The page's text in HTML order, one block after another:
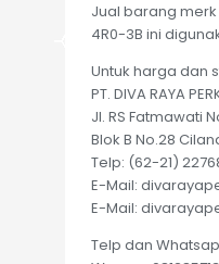
Jual barang merk
4R0-3B ini
Untuk harga dan
PT. DIVA RAYA
Jl. RS Fatmawati
Blok B No.28
Telp: (62-21)
E-Mail:
E-Mail:
Telp dan